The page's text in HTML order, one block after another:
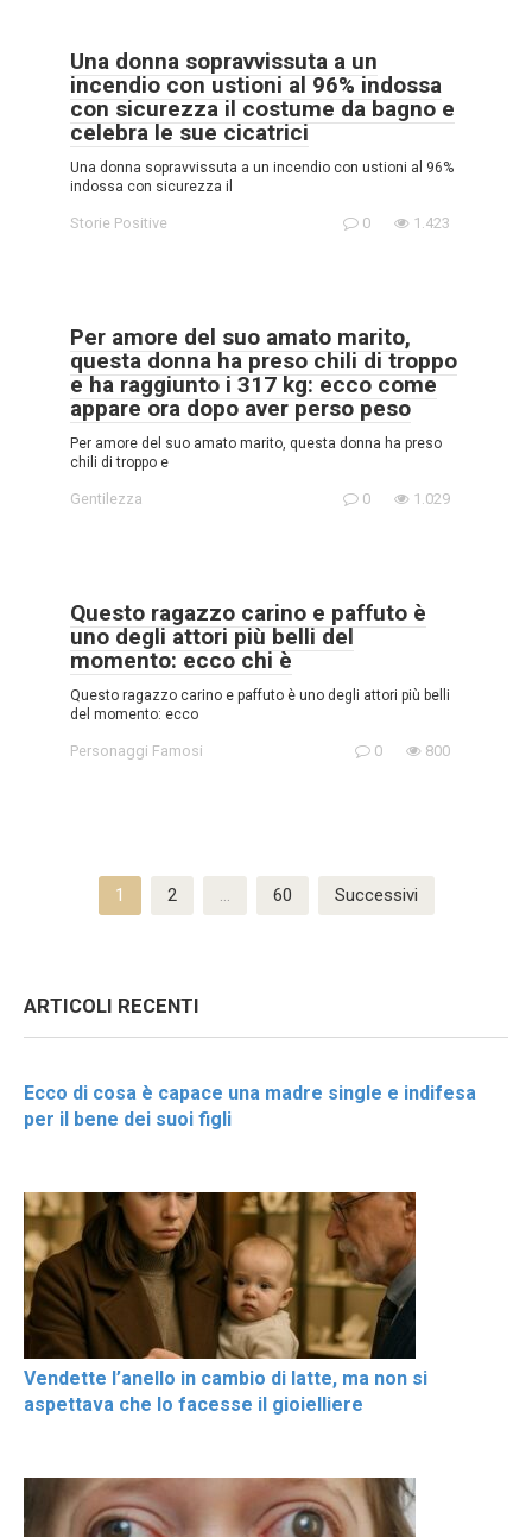
Una donna sopravvissuta a un
incendio con ustioni al 96% indossa
con sicurezza il costume da bagno e
celebra le sue cicatrici
Una donna sopravvissuta a un incendio con ustioni al 96%
indossa con sicurezza il
Storie Positive 0 1.423
Per amore del suo amato marito,
questa donna ha preso chili di troppo
e ha raggiunto i 317 kg: ecco come
appare ora dopo aver perso peso
Per amore del suo amato marito, questa donna ha preso
chili di troppo e
Gentilezza 0 1.029
Questo ragazzo carino e paffuto è
uno degli attori più belli del
momento: ecco chi è
Questo ragazzo carino e paffuto è uno degli attori più belli
del momento: ecco
Personaggi Famosi 0 800
Paginazione1 2 60 Successivi
ARTICOLI RECENTI
Ecco di cosa è capace una madre single e indifesa
per il bene dei suoi figli
Vendette l’anello in cambio di latte, ma non si
aspettava che lo facesse il gioielliere